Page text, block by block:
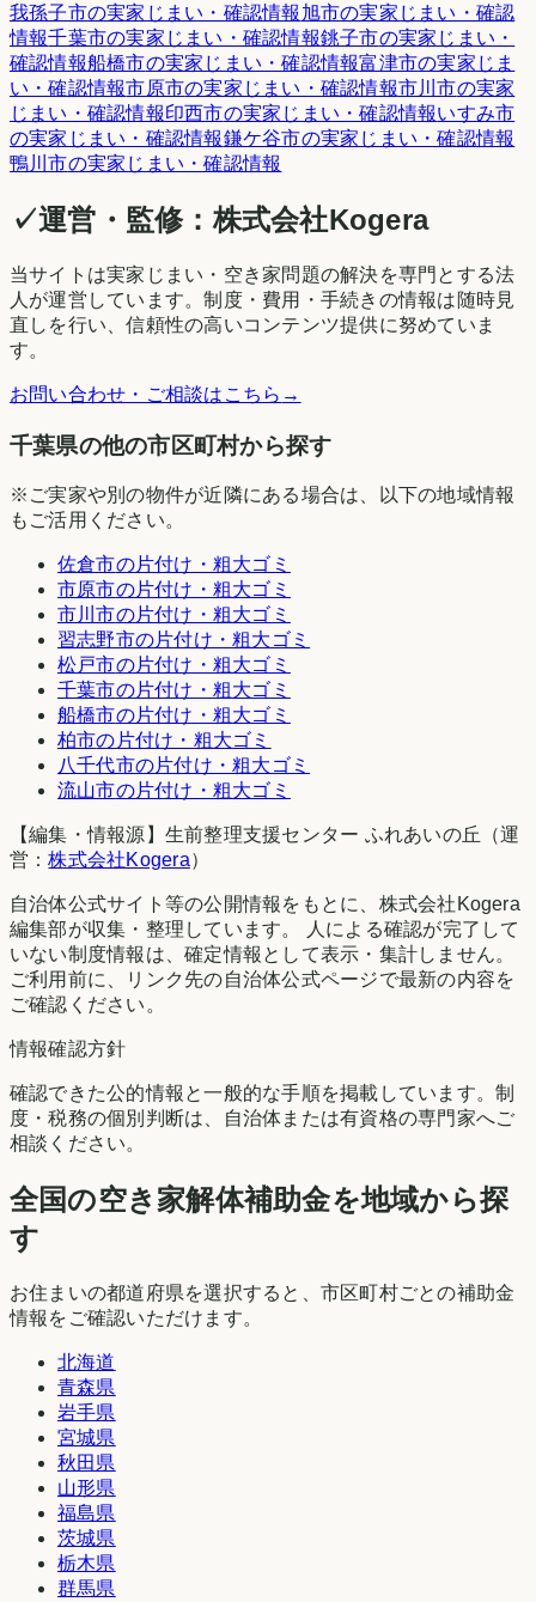
我孫子市の実家じまい・確認情報 旭市の実家じまい・確認
情報千葉市の実家じまい・確認情報銚子市の実家じまい・
確認情報船橋市の実家じまい・確認情報富津市の実家じま
い・確認情報市原市の実家じまい・確認情報市川市の実家
じまい・確認情報印西市の実家じまい・確認情報いすみ市
の実家じまい・確認情報鎌ケ谷市の実家じまい・確認情報
鴨川市の実家じまい・確認情報
✓運営・監修：株式会社Kogera
当サイトは実家じまい・空き家問題の解決を専門とする法
人が運営しています。制度・費用・手続きの情報は随時見
直しを行い、信頼性の高いコンテンツ提供に努めていま
す。
お問い合わせ・ご相談はこちら →
千葉県の他の市区町村から探す
※ご実家や別の物件が近隣にある場合は、以下の地域情報
もご活用ください。
佐倉市の片付け・粗大ゴミ
市原市の片付け・粗大ゴミ
市川市の片付け・粗大ゴミ
習志野市の片付け・粗大ゴミ
松戸市の片付け・粗大ゴミ
千葉市の片付け・粗大ゴミ
船橋市の片付け・粗大ゴミ
柏市の片付け・粗大ゴミ
八千代市の片付け・粗大ゴミ
流山市の片付け・粗大ゴミ
【編集・情報源】生前整理支援センター ふれあいの丘（運
営：株式会社Kogera）
自治体公式サイト等の公開情報をもとに、株式会社Kogera
編集部が収集・整理しています。 人による確認が完了して
いない制度情報は、確定情報として表示・集計しません。
ご利用前に、リンク先の自治体公式ページで最新の内容を
ご確認ください。
情報確認方針
確認できた公的情報と一般的な手順を掲載しています。制
度・税務の個別判断は、自治体または有資格の専門家へご
相談ください。
全国の空き家解体補助金を地域から探
す
お住まいの都道府県を選択すると、市区町村ごとの補助金
情報をご確認いただけます。
北海道
青森県
岩手県
宮城県
秋田県
山形県
福島県
茨城県
栃木県
群馬県